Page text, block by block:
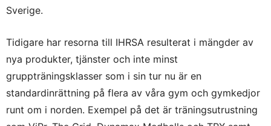
Sverige.
Tidigare har resorna till IHRSA resulterat i mängder av
nya produkter, tjänster och inte minst
gruppträningsklasser som i sin tur nu är en
standardinrättning på flera av våra gym och gymkedjor
runt om i norden. Exempel på det är träningsutrustning